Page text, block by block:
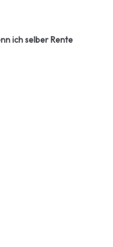
ich selber Rente